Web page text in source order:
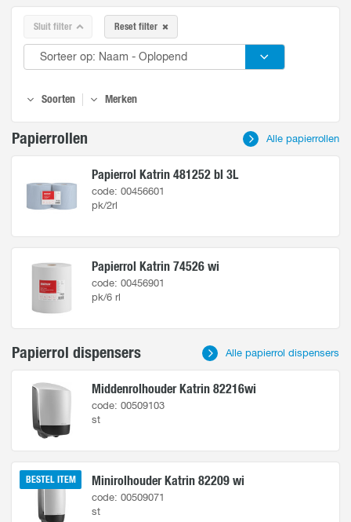
Soorten Merken
Sluit filter Reset filter
Papierrollen Alle papierrollen
Papierrol Katrin 481252 bl 3L
code: 00456601
pk/2rl
Papierrol Katrin 74526 wi
code: 00456901
pk/6 rl
Papierrol dispensers Alle papierrol dispensers
Middenrolhouder Katrin 82216wi
code: 00509103
st
BESTEL ITEM Minirolhouder Katrin 82209 wi
code: 00509071
st